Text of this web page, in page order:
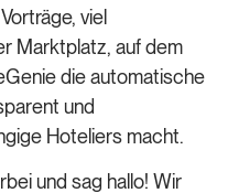
viel
Marktplatz, auf dem
die automatische
und
Hoteliers macht.
und sag hallo! Wir